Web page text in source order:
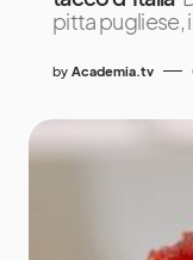
pitta pugliese,
by Academia.tv